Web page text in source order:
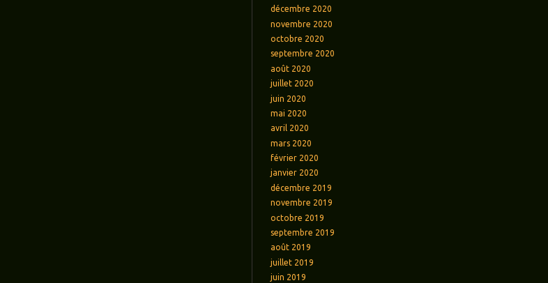
décembre 2020
novembre 2020
octobre 2020
septembre 2020
août 2020
juillet 2020
juin 2020
mai 2020
avril 2020
mars 2020
février 2020
janvier 2020
décembre 2019
novembre 2019
octobre 2019
septembre 2019
août 2019
juillet 2019
juin 2019